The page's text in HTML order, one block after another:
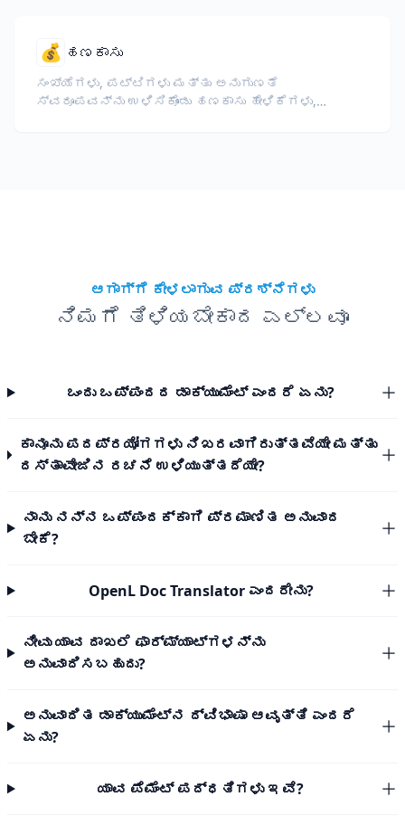
💰 ಹಣಕಾಸು
ಸಂಖ್ಯೆಗಳು, ಪಟ್ಟಿಗಳು ಮತ್ತು ಅನುಗುಣತೆ
ಸ್ವರೂಪವನ್ನು ಉಳಿಸಿಕೊಂಡು ಹಣಕಾಸು ಹೇಳಿಕೆಗಳು,
ಆಗಾಗ್ಗೆ ಕೇಳಲಾಗುವ ಪ್ರಶ್ನೆಗಳು
ನಿಮಗೆ ತಿಳಿಯಬೇಕಾದ ಎಲ್ಲವೂ
ಒಂದು ಒಪ್ಪಂದದ ಡಾಕ್ಯುಮೆಂಟ್ ಎಂದರೆ ಏನು?
ಕಾನೂನು ಪದಪ್ರಯೋಗಗಳು ನಿಖರವಾಗಿರುತ್ತವೆಯೇ ಮತ್ತು
ದಸ್ತಾವೇಜಿನ ರಚನೆ ಉಳಿಯುತ್ತದೆಯೇ?
ನಾನು ನನ್ನ ಒಪ್ಪಂದಕ್ಕಾಗಿ ಪ್ರಮಾಣಿತ ಅನುವಾದ
ಬೇಕೆ?
OpenL Doc Translator ಎಂದರೇನು?
ನೀವು ಯಾವ ದಾಖಲೆ ಫಾರ್ಮ್ಯಾಟ್‌ಗಳನ್ನು
ಅನುವಾದಿಸಬಹುದು?
ಅನುವಾದಿತ ಡಾಕ್ಯುಮೆಂಟ್‌ನ ದ್ವಿಭಾಷಾ ಆವೃತ್ತಿ ಎಂದರೆ
ಏನು?
ಯಾವ ಪೆಮೆಂಟ್ ಪದ್ಧತಿಗಳು ಇವೆ?